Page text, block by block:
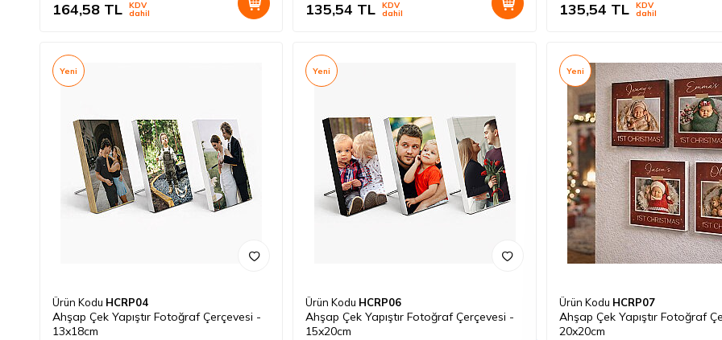
164,58TL KDV
dahil 135,54 TL KDV
dahil 135,54 TL KDV
dahil
Yeni
Ürün Kodu HCRP04
Ahşap Çek Yapıştır Fotoğraf Çerçevesi -
13x18cm
Yeni
Ürün Kodu HCRP06
Ahşap Çek Yapıştır Fotoğraf Çerçevesi -
15x20cm
Yeni
Ürün Kodu HCRP07
Ahşap Çek Yapıştır Fotoğraf
20x20cm